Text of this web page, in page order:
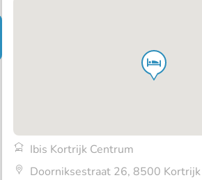
Ibis Kortrijk Centrum
Doorniksestraat 26, 8500 Kortrijk